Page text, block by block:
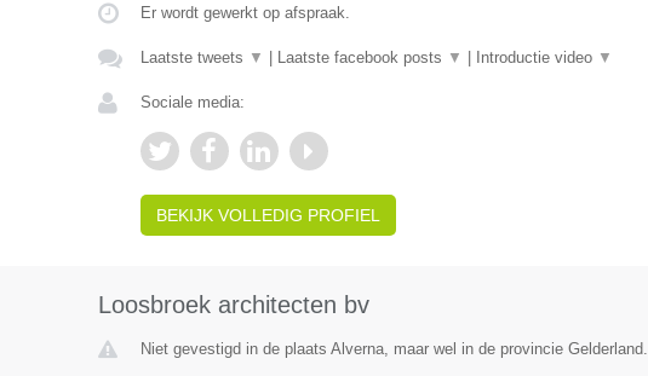
Er wordt gewerkt op afspraak.
Laatste tweets ▼ Laatste facebook posts ▼ Introductie video ▼
Sociale media:
BEKIJK VOLLEDIG PROFIEL
Loosbroek architecten bv
Niet gevestigd in de plaats Alverna, maar wel in de provincie Gelderland.